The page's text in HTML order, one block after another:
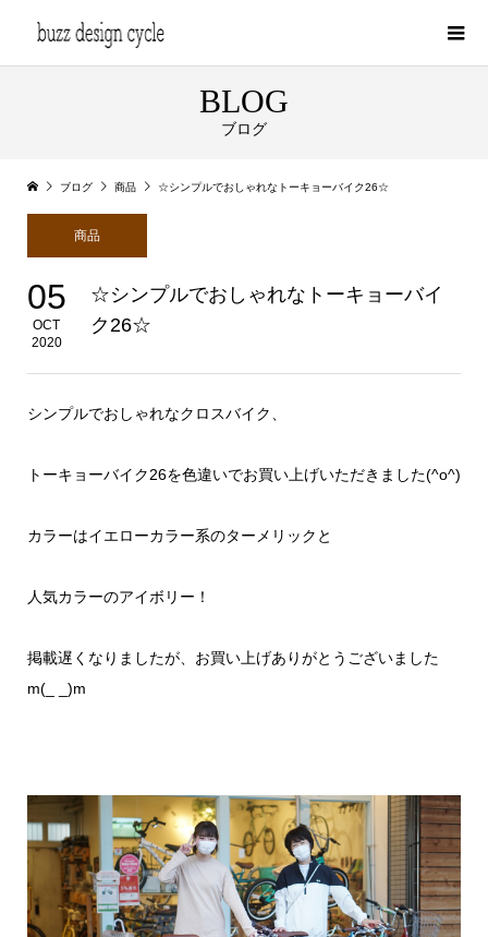
BLOG
ブログ
ブログ 商品 ☆シンプルでおしゃれなトーキョーバイク26☆
商品
05
OCT
2020
☆シンプルでおしゃれなトーキョーバイ
ク26☆
シンプルでおしゃれなクロスバイク、
トーキョーバイク26を色違いでお買い上げいただきました(^o^)
カラーはイエローカラー系のターメリックと
人気カラーのアイボリー！
掲載遅くなりましたが、お買い上げありがとうございました
m(_ _)m